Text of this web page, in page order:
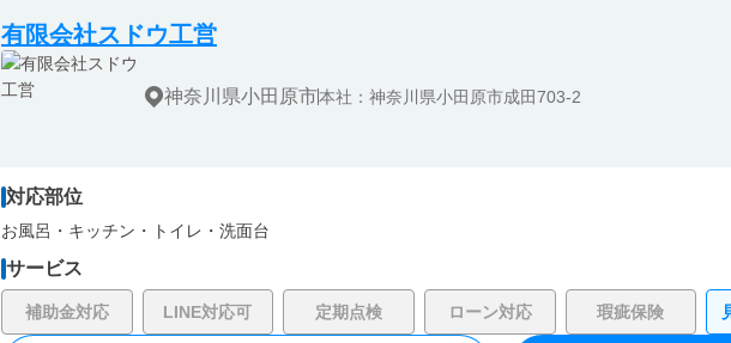
有限会社スドウ工営
神奈川県小田原市本社：神奈川県小田原市成田703-2
対応部位
お風呂・ キッチン・ トイレ・ 洗面台
サービス
補助金対応 LINE対応可 定期点検 ローン対応 瑕疵保険